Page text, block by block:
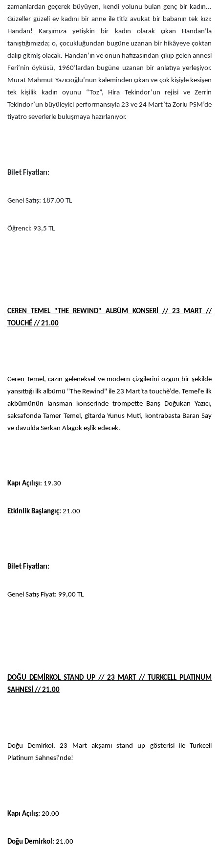
zamanlardan geçerek büyüyen, kendi yolunu bulan genç bir kadın...
Güzeller güzeli ev kadını bir anne ile titiz avukat bir babanın tek kızı:
Handan! Karşımıza yetişkin bir kadın olarak çıkan Handan’la
tanıştığımızda; o, çocukluğundan bugüne uzanan bir hikâyeye çoktan
dalıp gitmiş olacak. Handan’ın ve onun hafızasından çıkıp gelen annesi
Feri’nin öyküsü, 1960’lardan bugüne uzanan bir anlatıya yerleşiyor.
Murat Mahmut Yazıcıoğlu’nun kaleminden çıkan ve çok kişiyle kesişen
tek kişilik kadın oyunu “Toz”, Hira Tekindor’un rejisi ve Zerrin
Tekindor’un büyüleyici performansıyla 23 ve 24 Mart’ta Zorlu PSM’de
tiyatro severlerle buluşmaya hazırlanıyor.
Bilet Fiyatları:
Genel Satış: 187,00 TL
Öğrenci: 93,5 TL
CEREN TEMEL "THE REWIND" ALBÜM KONSERİ // 23 MART //
TOUCHÉ // 21.00
Ceren Temel, cazın geleneksel ve modern çizgilerini özgün bir şekilde
yansıttığı ilk albümü "The Rewind" ile 23 Mart'ta touchè’de. Temel'e ilk
akbümünün lansman konserinde trompette Barış Doğukan Yazıcı,
saksafonda Tamer Temel, gitarda Yunus Muti, kontrabasta Baran Say
ve davulda Serkan Alagök eşlik edecek.
Kapı Açılışı: 19.30
Etkinlik Başlangıç: 21.00
Bilet Fiyatları:
Genel Satış Fiyat: 99,00 TL
DOĞU DEMİRKOL STAND UP // 23 MART // TURKCELL PLATINUM
SAHNESİ // 21.00
Doğu Demirkol, 23 Mart akşamı stand up gösterisi ile Turkcell
Platinum Sahnesi’nde!
Kapı Açılış: 20.00
Doğu Demirkol: 21.00